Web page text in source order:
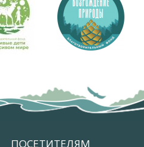
ПОСЕТИТЕЛЯМ